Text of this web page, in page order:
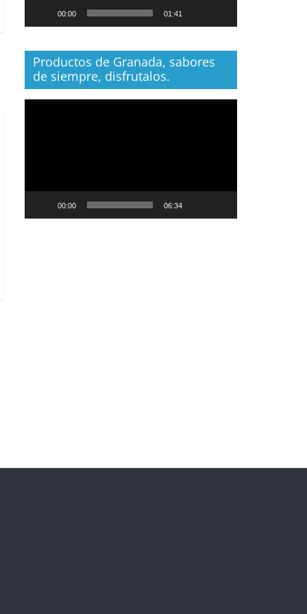
00:00 01:41
Productos de Granada, sabores
de siempre, disfrutalos.
00:00 06:34